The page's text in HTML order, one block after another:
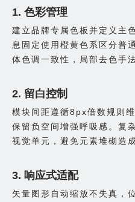
1. 色彩管理
建立品牌专属色板并定义主
息固定使用橙黄色系区分普
体色调一致性，局部去色手
2. 留白控制
模块间距遵循8px倍数规则
保留负空间增强呼吸感。复
视觉单元，避免元素堆砌造
3. 响应式适配
矢量图形自动缩放不失真，